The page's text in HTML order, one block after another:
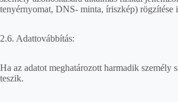
tenyérnyomat, DNS- minta, íriszkép) rögzítése
2.6. Adattovábbítás:
Ha az adatot meghatározott harmadik személy
teszik.